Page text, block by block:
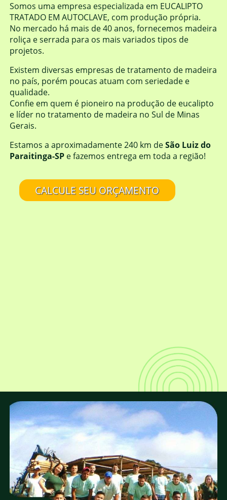
Somos uma empresa especializada em EUCALIPTO
TRATADO EM AUTOCLAVE, com produção própria.
No mercado há mais de 40 anos, fornecemos madeira
roliça e serrada para os mais variados tipos de
projetos.
Existem diversas empresas de tratamento de madeira
no país, porém poucas atuam com seriedade e
qualidade.
Confie em quem é pioneiro na produção de eucalipto
e líder no tratamento de madeira no Sul de Minas
Gerais.
Estamos a aproximadamente 240 km deSão Luiz do
Paraitinga-SP e fazemos entrega em toda a região!
CALCULE SEU ORÇAMENTO